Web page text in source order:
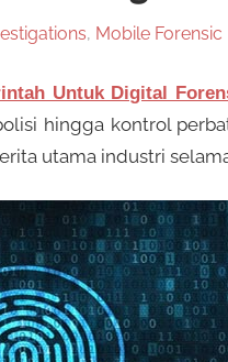
, Mobile Forensic
Untuk Digital
hingga kontrol
utama industri